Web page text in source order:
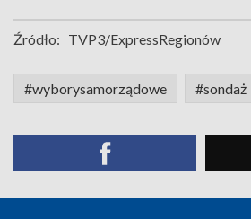
Źródło: TVP3/ExpressRegionów
#wyborysamorządowe #sondaż